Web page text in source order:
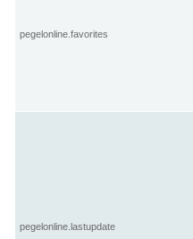
pegelonline.favorites
pegelonline.lastupdate